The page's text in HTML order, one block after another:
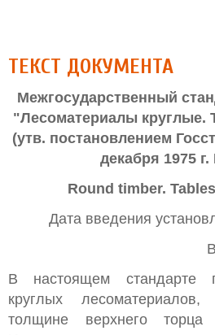
ТЕКСТ ДОКУМЕНТА
Межгосударственный
"Лесоматериалы
(утв. постановлением
декабря 1975 г.
Round timber.
Дата введения
В настоящем стандарте
круглых
толщине верхнего